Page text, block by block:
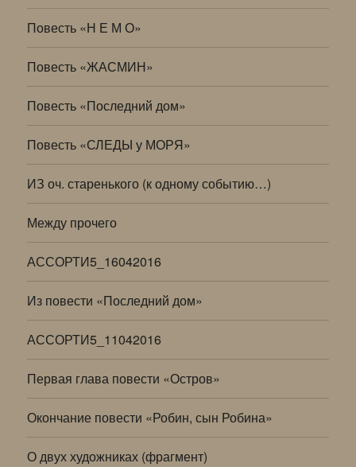
Повесть «Н Е М О»
Повесть «ЖАСМИН»
Повесть «Последний дом»
Повесть «СЛЕДЫ у МОРЯ»
ИЗ оч. старенького (к одному событию…)
Между прочего
АССОРТИ5_16042016
Из повести «Последний дом»
АССОРТИ5_11042016
Первая глава повести «Остров»
Окончание повести «Робин, сын Робина»
О двух художниках (фрагмент)